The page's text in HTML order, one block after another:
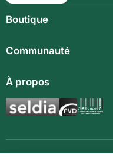
Boutique
Compléments alimentaires
Boissons techniques
Communauté
Communauté
Magazine
À propos
Qui sommes-nous ?